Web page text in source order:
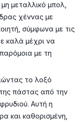
μεταλλικό μπολ,
χέννας με
σύμφωνα με τις
καλά μέχρι να
με τη
το λοξό
πάστας από την
Αυτή η
και καθορισμένη,